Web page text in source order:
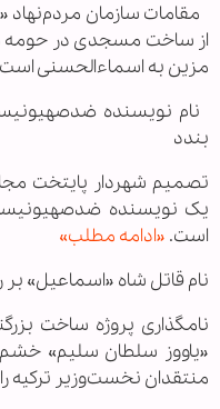
مقامات سازمان
مزين به اسماء‌الحسنی
نام نویسنده
بندد
تصمیم شهردار پایتخت
یک نویسنده
است. «ادامه مطلب»
نام قاتل شاه «اسماعیل» بر
نامگذاری پروژه ساخت
«یاووز سلطان سلیم»
منتقدان نخست‌وزیر ترکیه